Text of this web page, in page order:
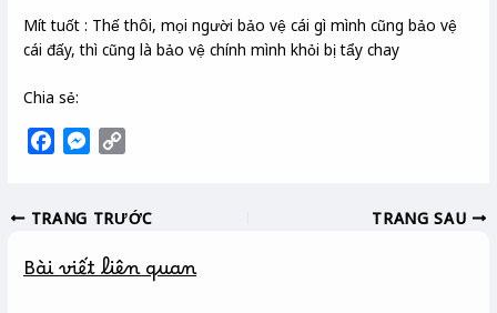
Mít tuốt : Thế thôi, mọi người bảo vệ cái gì mình cũng bảo vệ
cái đấy, thì cũng là bảo vệ chính mình khỏi bị tẩy chay
Chia sẻ:
e
o
M
s
n
y
i
TRANG TRƯỚC TRANG SAU
Bài viết liên quan